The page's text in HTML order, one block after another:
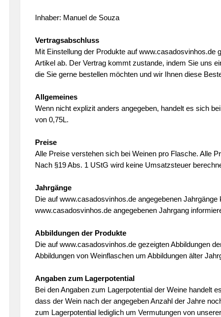
Inhaber: Manuel de Souza
Vertragsabschluss
Mit Einstellung der Produkte auf
Artikel ab. Der Vertrag kommt zustande, indem Sie uns
die Sie gerne bestellen möchten und wir Ihnen diese
Allgemeines
Wenn nicht explizit anders angegeben, handelt es sich
von 0,75L.
Preise
Alle Preise verstehen sich bei Weinen pro Flasche. Alle
Nach §19 Abs. 1 UStG wird keine Umsatzsteuer
Jahrgänge
Die auf www.casadosvinhos.de angegebenen
www.casadosvinhos.de angegebenen Jahrgang
Abbildungen der Produkte
Die auf www.casadosvinhos.de gezeigten Abbildungen
Abbildungen von Weinflaschen um Abbildungen älter
Angaben zum Lagerpotential
Bei den Angaben zum Lagerpotential der Weine handelt
dass der Wein nach der angegeben Anzahl der Jahre
zum Lagerpotential lediglich um Vermutungen von